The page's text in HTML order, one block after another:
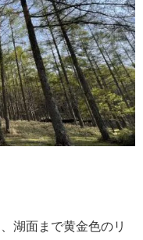
湖面まで黄金色のリ